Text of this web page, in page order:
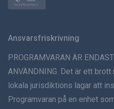
ภาษาไทย
Dansk
Ansvarsfriskrivning
PROGRAMVARAN ÄR
ANVÄNDNING. Det är ett
lokala jurisdiktions lagar att
Programvaran på en enhet